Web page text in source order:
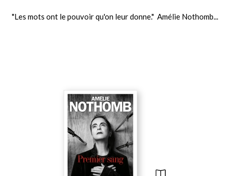
"Les mots ont le pouvoir qu'on leur donne." Amélie Nothomb...